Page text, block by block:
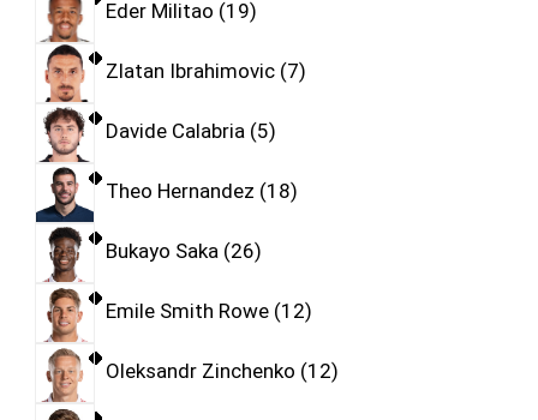
Eder Militao 19
Zlatan Ibrahimovic 7
Davide Calabria 5
Theo Hernandez 18
Bukayo Saka 26
Emile Smith Rowe 12
Oleksandr Zinchenko 12